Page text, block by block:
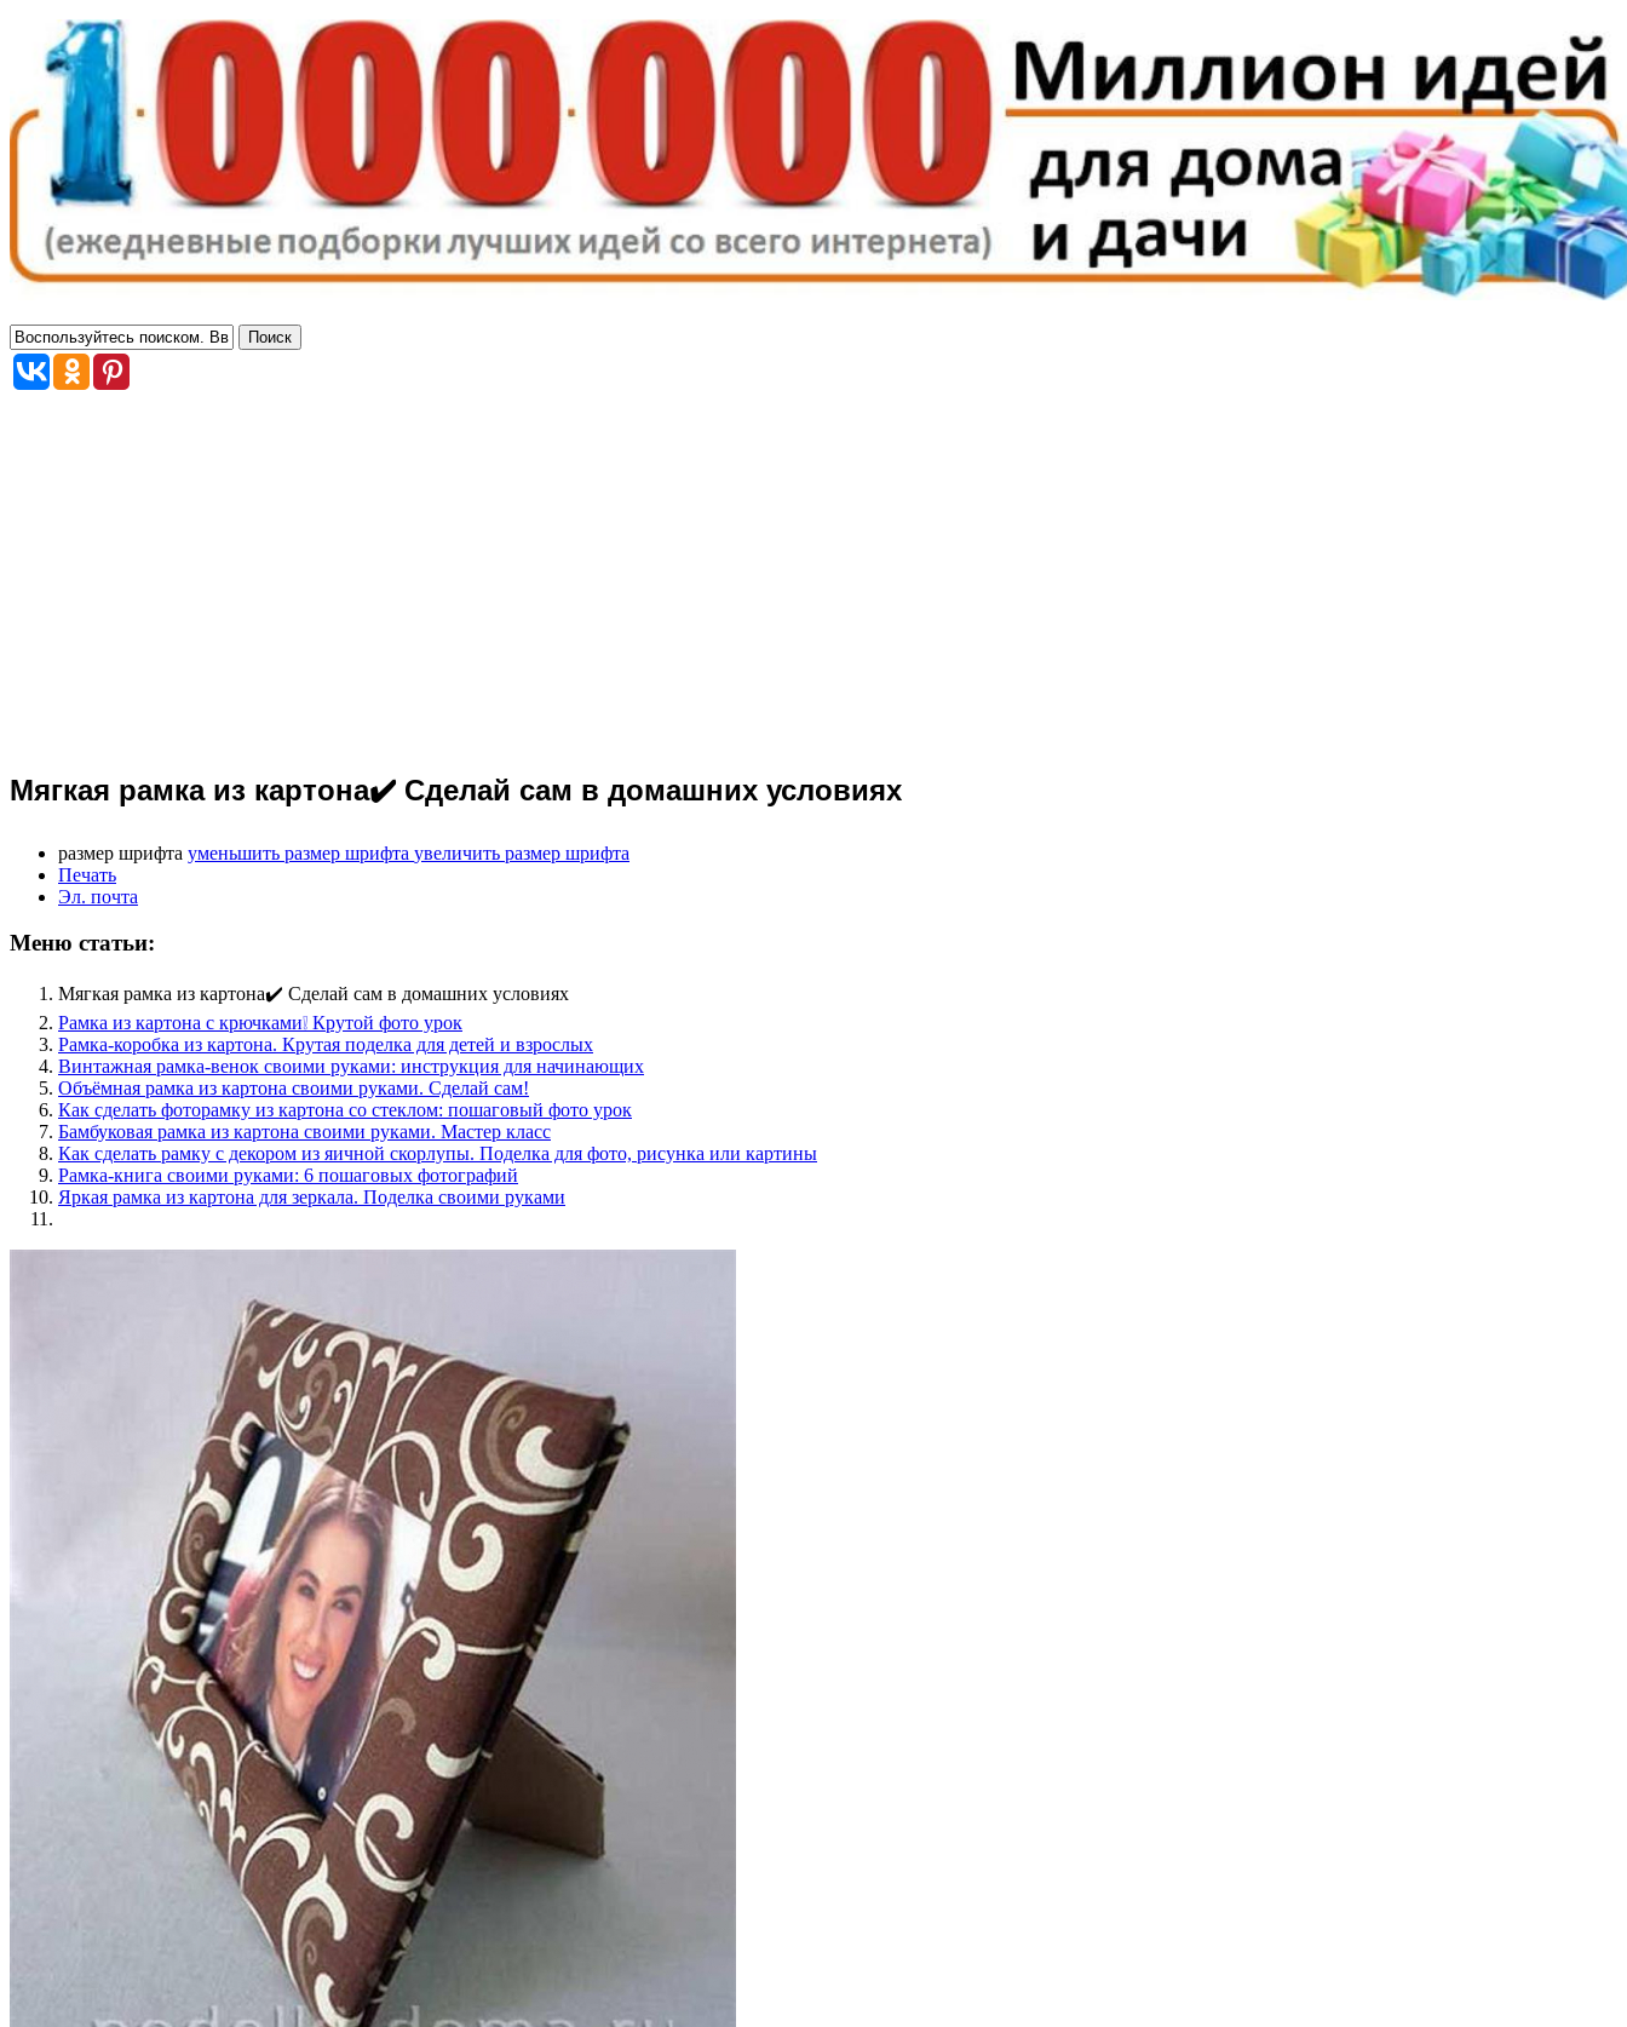
Мягкая рамка из картона✔️ Сделай сам в домашних условиях
размер шрифта уменьшить размер шрифта увеличить размер шрифта
Печать
Эл. почта
Меню статьи:
Мягкая рамка из картона✔️ Сделай сам в домашних условиях
Рамка из картона с крючками❕ Крутой фото урок
Рамка-коробка из картона. Крутая поделка для детей и взрослых
Винтажная рамка-венок своими руками: инструкция для начинающих
Объёмная рамка из картона своими руками. Сделай сам!
Как сделать фоторамку из картона со стеклом: пошаговый фото урок
Бамбуковая рамка из картона своими руками. Мастер класс
Как сделать рамку с декором из яичной скорлупы. Поделка для фото, рисунка или картины
Рамка-книга своими руками: 6 пошаговых фотографий
Яркая рамка из картона для зеркала. Поделка своими руками